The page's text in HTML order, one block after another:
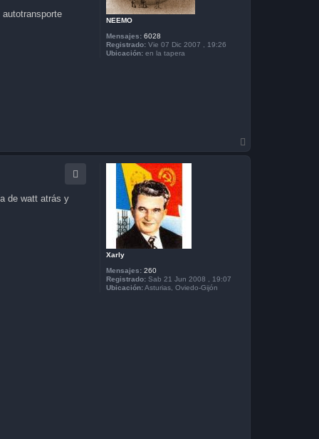
NEEMO
Mensajes: 6028
Registrado: Vie 07 Dic 2007 , 19:26
Ubicación: en la tapera
r
Xarly
Mensajes: 260
Registrado: Sab 21 Jun 2008 , 19:07
Ubicación:Asturias, Oviedo-Gijón
de watt atrás y